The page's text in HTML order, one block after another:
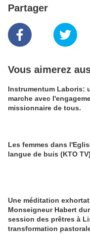
Partager
Vous aimerez
Instrumentum Laboris:
marche avec
missionnaire de tous.
Les femmes dans
langue de buis (KTO
Une méditation
Monseigneur Habert
session des prêtres à Lisieux pour la
transformation